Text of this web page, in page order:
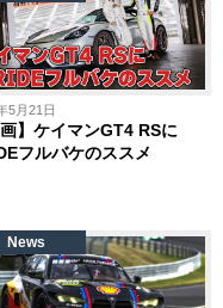
5月21日
画】ケイマンGT4 RSに
フルバケのススメ
News